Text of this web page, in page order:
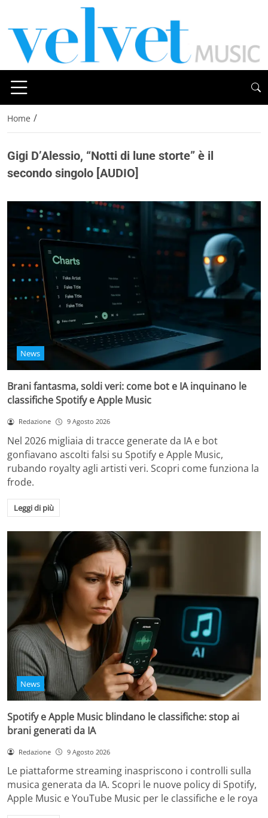
Home /
Gigi D’Alessio, “Notti di lune storte” è il
secondo singolo [AUDIO]
News
Brani fantasma, soldi veri: come bot e IA inquinano le
classifiche Spotify e Apple Music
Redazione 9 Agosto 2026
Nel 2026 migliaia di tracce generate da IA e bot
gonfiavano ascolti falsi su Spotify e Apple Music,
rubando royalty agli artisti veri. Scopri come funziona la
frode.
Leggi di più
News
Spotify e Apple Music blindano le classifiche: stop ai
brani generati da IA
Redazione 9 Agosto 2026
Le piattaforme streaming inaspriscono i controlli sulla
musica generata da IA. Scopri le nuove policy di Spotify,
Apple Music e YouTube Music per le classifiche e le roya